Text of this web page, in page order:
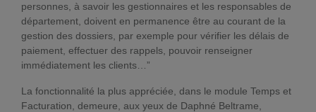
personnes, à savoir les gestionnaires et les responsables de
département, doivent en permanence être au courant de la
gestion des dossiers, par exemple pour vérifier les délais de
paiement, effectuer des rappels, pouvoir renseigner
immédiatement les clients…”
La fonctionnalité la plus appréciée, dans le module Temps et
Facturation, demeure, aux yeux de Daphné Beltrame,